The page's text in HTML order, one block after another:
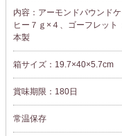
内容：アーモンドパウンド
ヒー７ｇ×４、ゴーフレッ
本製
箱サイズ：19.7×40×5.7cm
賞味期限：180日
常温保存